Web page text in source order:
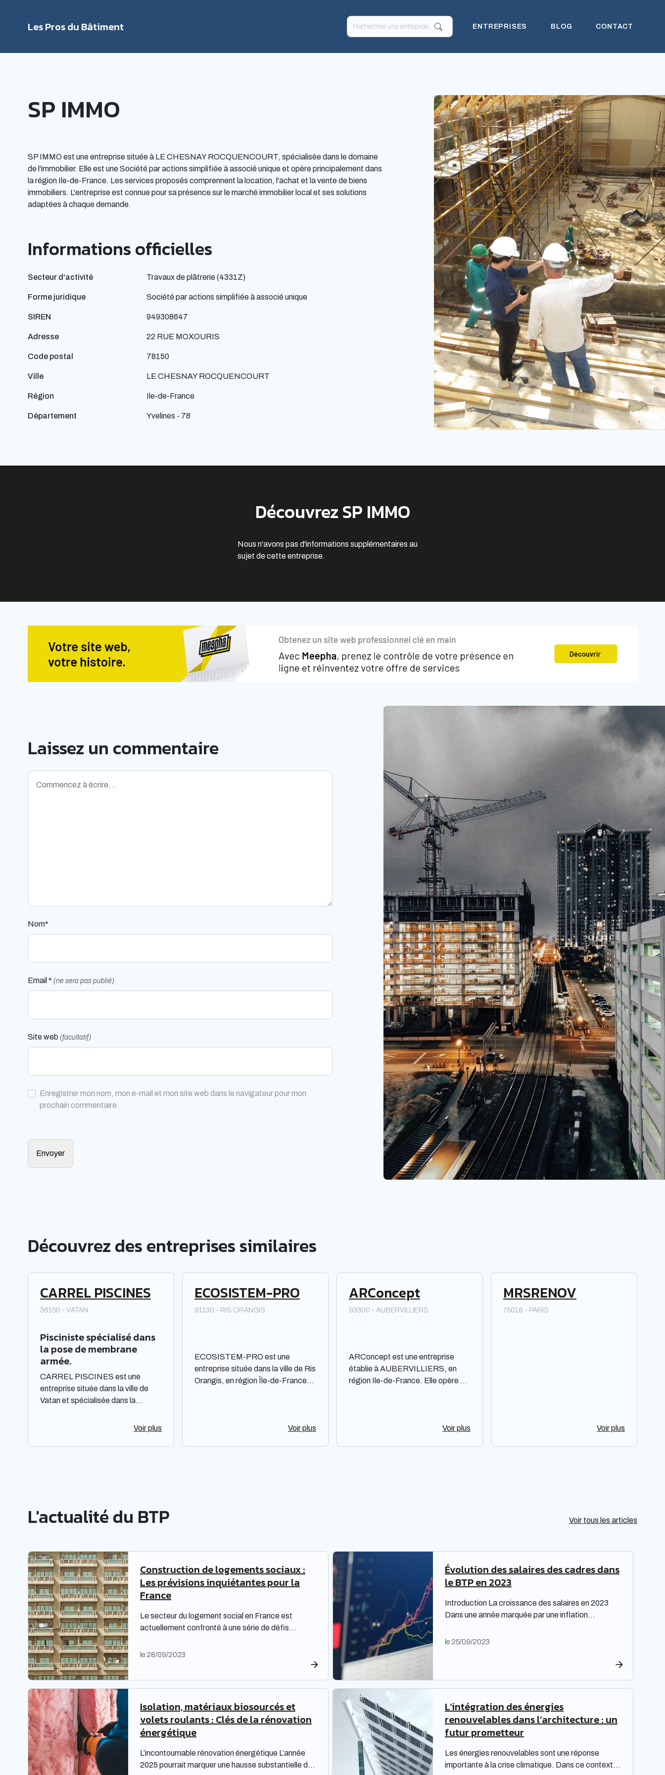
Les Pros du Bâtiment ENTREPRISES BLOG CONTACT
SP IMMO
SP IMMO est une entreprise située à LE CHESNAY ROCQUENCOURT, spécialisée dans le domaine
de l'immobilier. Elle est une Société par actions simplifiée à associé unique et opère principalement dans
la région Ile-de-France. Les services proposés comprennent la location, l'achat et la vente de biens
immobiliers. L'entreprise est connue pour sa présence sur le marché immobilier local et ses solutions
adaptées à chaque demande.
Informations officielles
Secteur d'activité Travaux de plâtrerie (4331Z)
Forme juridique Société par actions simplifiée à associé unique
SIREN 949308647
Adresse 22 RUE MOXOURIS
Code postal 78150
Ville LE CHESNAY ROCQUENCOURT
Région Ile-de-France
Département Yvelines - 78
Découvrez SP IMMO
Nous n'avons pas d'informations supplémentaires au
sujet de cette entreprise.
Laissez un commentaire
Nom*
Email * (ne sera pas publié)
Site web (facultatif)
Enregistrer mon nom, mon e-mail et mon site web dans le navigateur pour mon
prochain commentaire.
Découvrez des entreprises similaires
CARREL PISCINES
36150 - VATAN
Pisciniste spécialisé dans
la pose de membrane
armée.
CARREL PISCINES est une
entreprise située dans la ville de
Vatan et spécialisée dans la
piscines. Elle est constituée sous
limitée à associé unique. Située
faire et une expertise reconnus
Voir plus
ECOSISTEM-PRO
91130 - RIS ORANGIS
ECOSISTEM-PRO est une
entreprise située dans la ville de Ris
Orangis, en région Île-de-France.
spécifié. Toutefois, il est important
Voir plus
ARConcept
93300 - AUBERVILLIERS
ARConcept est une entreprise
établie à AUBERVILLIERS, en
région Ile-de-France. Elle opère en
spécifié, ARConcept offre sesVoir plus
MRSRENOV
75018 - PARIS
Voir plus
L'actualité du BTP Voir tous les articles
Construction de logements sociaux :
Les prévisions inquiétantes pour la
France
Le secteur du logement social en France est
actuellement confronté à une série de défis
Les bailleurs sociaux doivent non seulement
étude prospective réalisée par la Banque des
le 28/09/2023
Évolution des salaires des cadres dans
le BTP en 2023
Introduction La croissance des salaires en 2023
Dans une année marquée par une inflation
générosité en matière de rémunération. « Face à
main à la poche », relève le cabinet de recrutement
le 25/09/2023
Isolation, matériaux biosourcés et
volets roulants : Clés de la rénovation
énergétique
L’incontournable rénovation énergétique L’année
2025 pourrait marquer une hausse substantielle des
L’intégration des énergies
renouvelables dans l’architecture : un
futur prometteur
Les énergies renouvelables sont une réponse
importante à la crise climatique. Dans ce contexte,